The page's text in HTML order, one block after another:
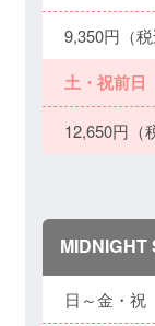
9,350円（税
土・祝前日
12,650円（
MIDNIGHT
日～金・祝